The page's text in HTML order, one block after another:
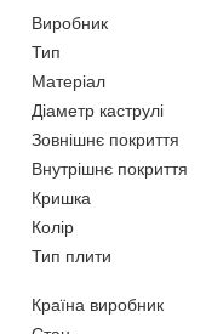
Виробник
Тип
Матеріал
Діаметр каструлі
Зовнішнє покриття
Внутрішнє покриття
Кришка
Колір
Тип плити
Країна виробник